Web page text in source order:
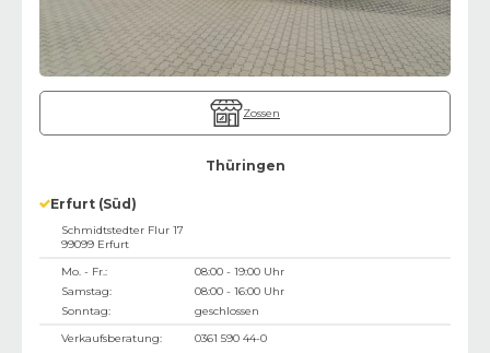
Zossen
Thüringen
Erfurt (Süd)
Schmidtstedter Flur 17
99099 Erfurt
Mo. - Fr.:
08:00 - 19:00 Uhr
Samstag:
08:00 - 16:00 Uhr
Sonntag:
geschlossen
Verkaufsberatung:
0361 590 44-0